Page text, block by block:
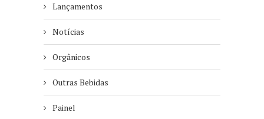
Lançamentos
Notícias
Orgânicos
Outras Bebidas
Painel